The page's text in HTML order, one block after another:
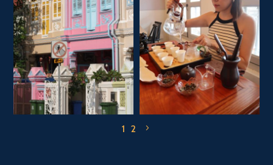
1 2